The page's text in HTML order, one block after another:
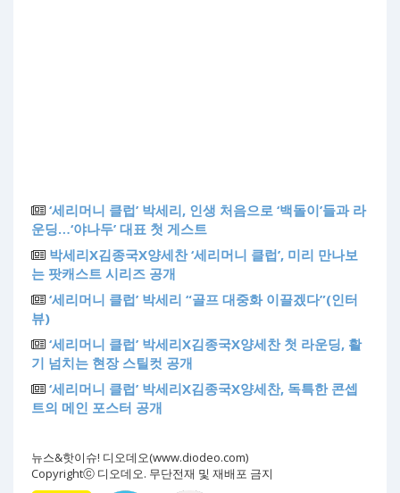
‘세리머니 클럽’ 박세리, 인생 처음으로 ‘백돌이’들과 라
운딩…‘야나두’ 대표 첫 게스트
박세리X김종국X양세찬 ‘세리머니 클럽’, 미리 만나보
는 팟캐스트 시리즈 공개
‘세리머니 클럽’ 박세리 “골프 대중화 이끌겠다”(인터
뷰)
‘세리머니 클럽’ 박세리X김종국X양세찬 첫 라운딩, 활
기 넘치는 현장 스틸컷 공개
‘세리머니 클럽’ 박세리X김종국X양세찬, 독특한 콘셉
트의 메인 포스터 공개
뉴스&핫이슈! 디오데오(www.diodeo.com)
Copyrightⓒ 디오데오. 무단전재 및 재배포 금지